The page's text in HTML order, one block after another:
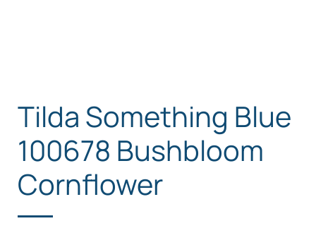
Tilda Something Blue
100678 Bushbloom
Cornflower